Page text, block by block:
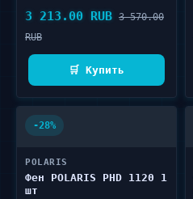
3 213.00 RUB 3 570.00
RUB
🛒 Купить
-28%
POLARIS
Фен POLARIS PHD 1120 1
шт